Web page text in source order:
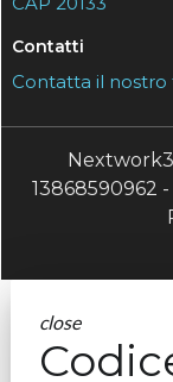
Contatti
Contatta il
13868590962
close